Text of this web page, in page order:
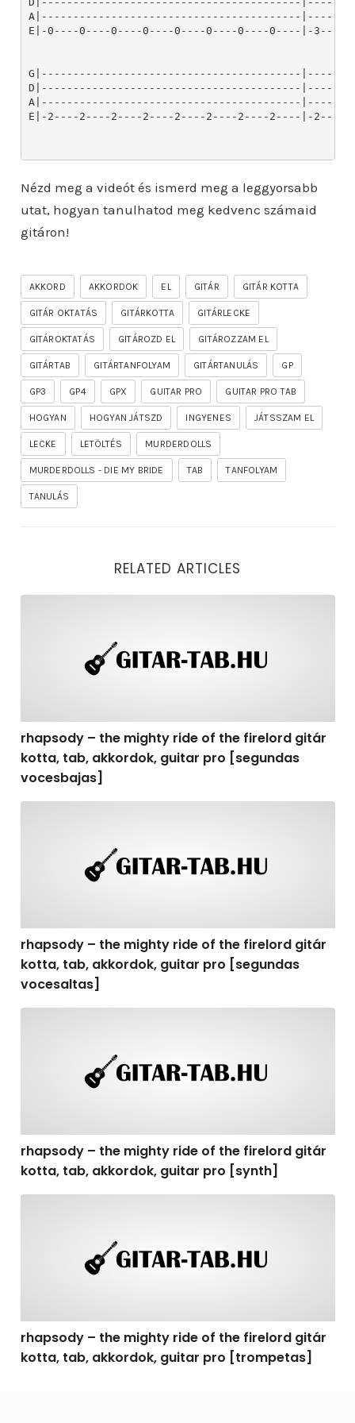
A|-----------------------------------------
E|-0----0----0----0----0----0----0----0----|-3----
G|-----------------------------------------
D|-----------------------------------------
A|-----------------------------------------
E|-2----2----2----2----2----2----2----2----|-
Nézd meg a videót és ismerd meg a leggyorsabb
utat, hogyan tanulhatod meg kedvenc számaid
gitáron!
AKKORD AKKORDOK EL GITÁR GITÁR KOTTA
GITÁR OKTATÁS GITÁRKOTTA GITÁRLECKE
GITÁROKTATÁS GITÁROZD EL GITÁROZZAM EL
GITÁRTAB GITÁRTANFOLYAM GITÁRTANULÁS GP
GP3 GP4 GPX GUITAR PRO GUITAR PRO TAB
HOGYAN HOGYAN JÁTSZD INGYENES JÁTSSZAM EL
LECKE LETÖLTÉS MURDERDOLLS
MURDERDOLLS - DIE MY BRIDE TAB TANFOLYAM
TANULÁS
RELATED ARTICLES
rhapsody – the mighty ride of the firelord gitár
kotta, tab, akkordok, guitar pro [segundas
vocesbajas]
rhapsody – the mighty ride of the firelord gitár
kotta, tab, akkordok, guitar pro [segundas
vocesaltas]
rhapsody – the mighty ride of the firelord gitár
kotta, tab, akkordok, guitar pro [synth]
rhapsody – the mighty ride of the firelord gitár
kotta, tab, akkordok, guitar pro [trompetas]